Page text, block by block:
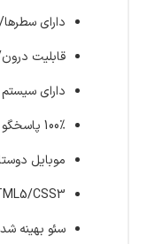
دارای
قابلیت
دارای
100% پاسخگو
موبایل
CSS3
سئو بهینه